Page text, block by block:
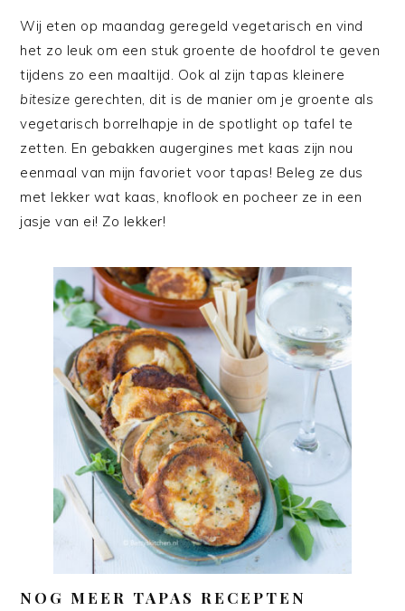
Wij eten op maandag geregeld vegetarisch en vind
het zo leuk om een stuk groente de hoofdrol te geven
tijdens zo een maaltijd. Ook al zijn tapas kleinere
bitesize gerechten, dit is de manier om je groente als
vegetarisch borrelhapje in de spotlight op tafel te
zetten. En gebakken augergines met kaas zijn nou
eenmaal van mijn favoriet voor tapas! Beleg ze dus
met lekker wat kaas, knoflook en pocheer ze in een
jasje van ei! Zo lekker!
NOG MEER TAPAS RECEPTEN